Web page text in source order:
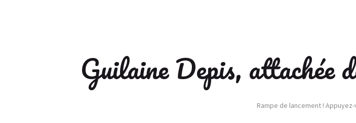
Guilaine Depis,
Rampe de lancement !